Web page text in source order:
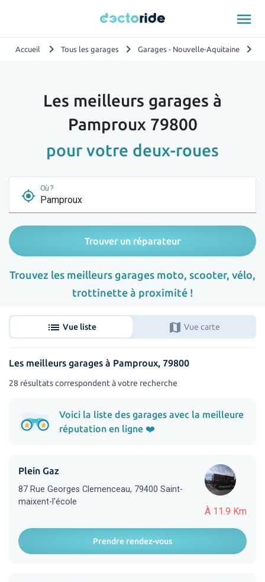
menu
Accueil chevron_right Tous les garages chevron_right Garages - Nouvelle-Aquitaine chevron_right
Les meilleurs garages à
Pamproux 79800
pour votre deux-roues
my_location
Où ?
Trouver un réparateur
Trouvez les meilleurs garages moto, scooter, vélo,
trottinette à proximité !
list Vue liste map Vue carte
Les meilleurs garages à Pamproux, 79800
28 résultats correspondent à votre recherche
Voici la liste des garages avec la meilleure
réputation en ligne ❤️
À 11.9 Km
Plein Gaz
87 Rue Georges Clemenceau, 79400 Saint-
maixent-l'école
Prendre rendez-vous